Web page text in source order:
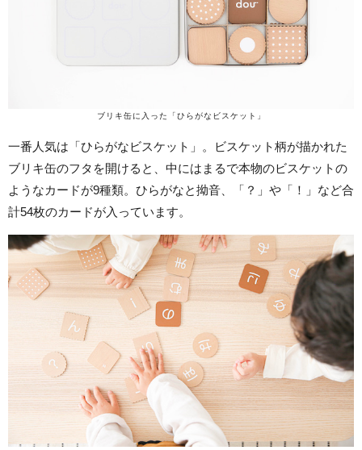
ブリキ缶に入った「ひらがなビスケット」
一番人気は「ひらがなビスケット」。ビスケット柄が描かれた
ブリキ缶のフタを開けると、中にはまるで本物のビスケットの
ようなカードが9種類。ひらがなと拗音、「？」や「！」など合
計54枚のカードが入っています。